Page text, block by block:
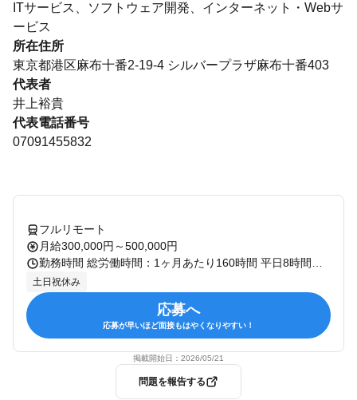
ITサービス、ソフトウェア開発、インターネット・Webサ
ービス
所在住所
東京都港区麻布十番2-19-4 シルバープラザ麻布十番403
代表者
井上裕貴
代表電話番号
07091455832
フルリモート
月給300,000円～500,000円
土日祝休み
応募へ
応募が早いほど面接もはやくなりやすい！
掲載開始日： 2026/05/21
問題を報告する